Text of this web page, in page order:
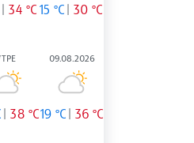
34 °C 15 °C 30 °C
38 °C
09.08.2026
19 °C 36 °C